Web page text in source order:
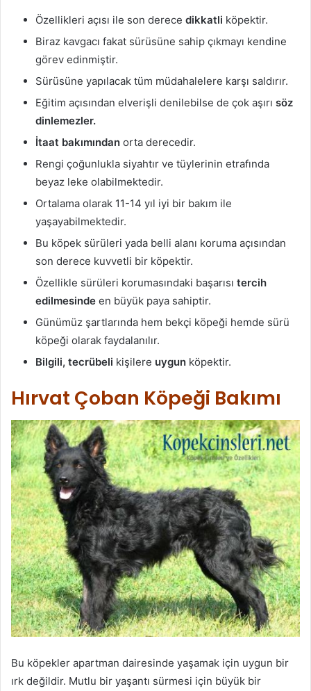
Özellikleri açısı ile son derece dikkatli köpektir.
Biraz kavgacı fakat sürüsüne sahip çıkmayı kendine
görev edinmiştir.
Sürüsüne yapılacak tüm müdahalelere karşı saldırır.
Eğitim açısından elverişli denilebilse de çok aşırı söz
dinlemezler.
İtaat bakımından orta derecedir.
Rengi çoğunlukla siyahtır ve tüylerinin etrafında
beyaz leke olabilmektedir.
Ortalama olarak 11-14 yıl iyi bir bakım ile
yaşayabilmektedir.
Bu köpek sürüleri yada belli alanı koruma açısından
son derece kuvvetli bir köpektir.
Özellikle sürüleri korumasındaki başarısı tercih
edilmesinde en büyük paya sahiptir.
Günümüz şartlarında hem bekçi köpeği hemde sürü
köpeği olarak faydalanılır.
Bilgili, tecrübeli kişilere uygun köpektir.
Hırvat Çoban Köpeği Bakımı
Bu köpekler apartman dairesinde yaşamak için uygun bir
ırk değildir. Mutlu bir yaşantı sürmesi için büyük bir